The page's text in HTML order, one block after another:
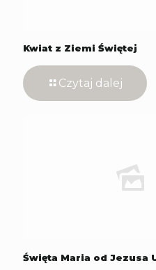
Kwiat z Ziemi Świętej
Czytaj dalej
Święta Maria od Jezusa